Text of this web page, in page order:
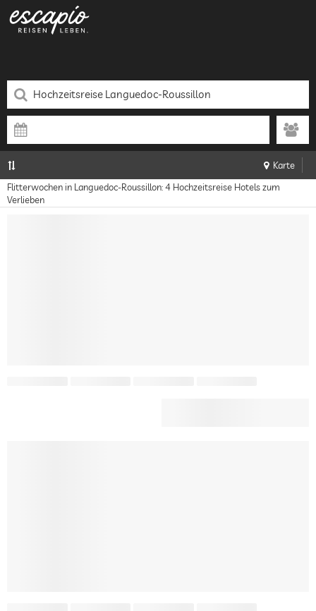
Karte
Flitterwochen in Languedoc-Roussillon: 4 Hochzeitsreise Hotels zum
Verlieben